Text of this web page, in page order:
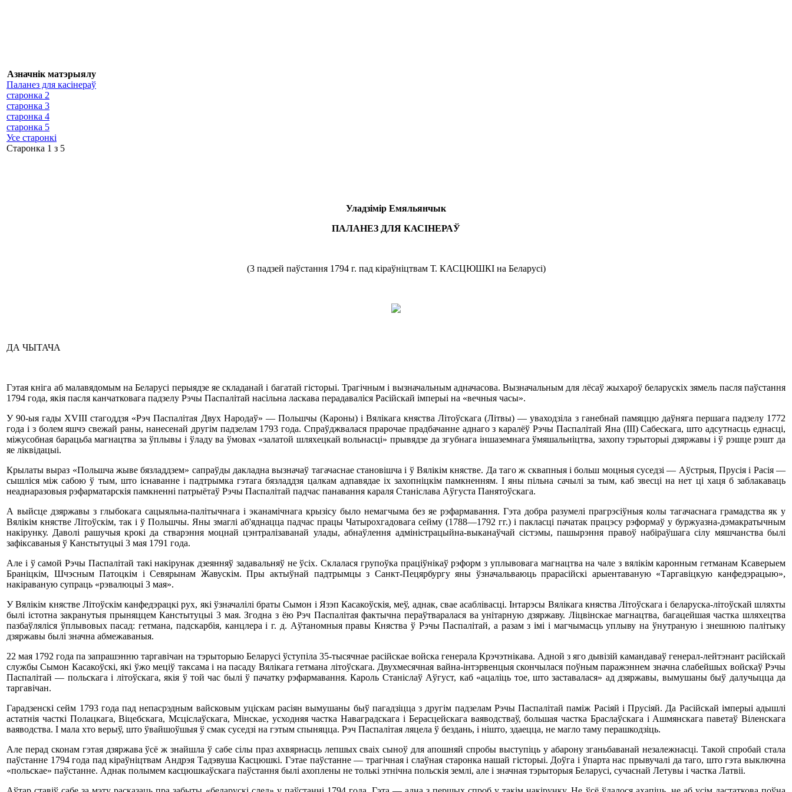
Азначнік матэрыялу
Паланез для касінераў
старонка 2
старонка 3
старонка 4
старонка 5
Усе старонкі
Старонка 1 з 5
Уладзімір Емяльянчык
ПАЛАНЕЗ ДЛЯ КАСІНЕРАЎ
(3 падзей паўстання 1794 г. пад кіраўніцтвам Т. КАСЦЮШКІ на Беларусі)
ДА ЧЫТАЧА
Гэтая кніга аб малавядомым на Беларусі перыядзе яе складанай і багатай гісторыі. Трагічным і вызначальным адначасова. Вызначальным для лёсаў жыхароў беларускіх зямель пасля паўстання
1794 года, якія пасля канчатковага падзелу Рэчы Паспалітай насільна ласкава перадаваліся Расійскай імперыі на «вечныя часы».
У 90-ыя гады XVІІІ стагоддзя «Рэч Паспалітая Двух Народаў» — Польшчы (Кароны) і Вялікага княства Літоўскага (Літвы) — уваходзіла з ганебнай памяццю даўняга першага падзелу 1772
года і з болем яшчэ свежай раны, нанесенай другім падзелам 1793 года. Спраўджвалася прарочае прадбачанне аднаго з каралёў Рэчы Паспалітай Яна (ІІІ) Сабескага, што адсутнасць еднасці,
міжусобная барацьба магнацтва за ўплывы і ўладу ва ўмовах «залатой шляхецкай вольнасці» прывядзе да згубнага іншаземнага ўмяшальніцтва, захопу тэрыторыі дзяржавы і ў рэшце рэшт да
яе ліквідацыі.
Крылаты выраз «Польшча жыве бязладдзем» сапраўды дакладна вызначаў тагачаснае становішча і ў Вялікім княстве. Да таго ж сквапныя і больш моцныя суседзі — Аўстрыя, Прусія і Расія —
сышліся між сабою ў тым, што існаванне і падтрымка гэтага бязладдзя цалкам адпавядае іх захопніцкім памкненням. І яны пільна сачылі за тым, каб звесці на нет ці хаця б заблакаваць
неаднаразовыя рэфарматарскія памкненні патрыётаў Рэчы Паспалітай падчас панавання караля Станіслава Аўгуста Панятоўскага.
А выйсце дзяржавы з глыбокага сацыяльна-палітычнага і эканамічнага крызісу было немагчыма без яе рэфармавання. Гэта добра разумелі прагрэсіўныя колы тагачаснага грамадства як у
Вялікім княстве Літоўскім, так і ў Польшчы. Яны змаглі аб'яднацца падчас працы Чатырохгадовага сейму (1788—1792 гг.) і пакласці пачатак працэсу рэформаў у буржуазна-дэмакратычным
накірунку. Даволі рашучыя крокі да стварэння моцнай цэнтралізаванай улады, абнаўлення адміністрацыйна-выканаўчай сістэмы, пашырэння правоў набіраўшага сілу мяшчанства былі
зафіксаваныя ў Канстытуцыі 3 мая 1791 года.
Але і ў самой Рэчы Паспалітай такі накірунак дзеянняў задавальняў не ўсіх. Склалася групоўка праціўнікаў рэформ з уплывовага магнацтва на чале з вялікім каронным гетманам Ксаверыем
Браніцкім, Шчэсным Патоцкім і Севярынам Жавускім. Пры актыўнай падтрымцы з Санкт-Пецярбургу яны ўзначальваюць прарасійскі арыентаваную «Таргавіцкую канфедэрацыю»,
накіраваную супраць «рэвалюцыі 3 мая».
У Вялікім княстве Літоўскім канфедэрацкі рух, які ўзначалілі браты Сымон і Язэп Касакоўскія, меў, аднак, свае асаблівасці. Інтарэсы Вялікага княства Літоўскага і беларуска-літоўскай шляхты
былі істотна закранутыя прыняццем Канстытуцыі 3 мая. Згодна з ёю Рэч Паспалітая фактычна пераўтваралася ва унітарную дзяржаву. Ліцвінскае магнацтва, багацейшая частка шляхецтва
пазбаўляліся ўплывовых пасад: гетмана, падскарбія, канцлера і г. д. Аўтаномныя правы Княства ў Рэчы Паспалітай, а разам з імі і магчымасць уплыву на ўнутраную і знешнюю палітыку
дзяржавы былі значна абмежаваныя.
22 мая 1792 года па запрашэнню таргавічан на тэрыторыю Беларусі ўступіла 35-тысячнае расійскае войска генерала Крэчэтнікава. Адной з яго дывізій камандаваў генерал-лейтэнант расійскай
службы Сымон Касакоўскі, які ўжо меціў таксама і на пасаду Вялікага гетмана літоўскага. Двухмесячная вайна-інтэрвенцыя скончылася поўным паражэннем значна слабейшых войскаў Рэчы
Паспалітай — польскага і літоўскага, якія ў той час былі ў пачатку рэфармавання. Кароль Станіслаў Аўгуст, каб «ацаліць тое, што заставалася» ад дзяржавы, вымушаны быў далучыцца да
таргавічан.
Гарадзенскі сейм 1793 года пад непасрэдным вайсковым уціскам расіян вымушаны быў пагадзіцца з другім падзелам Рэчы Паспалітай паміж Расіяй і Прусіяй. Да Расійскай імперыі адышлі
астатнія часткі Полацкага, Віцебскага, Мсціслаўскага, Мінскае, усходняя частка Наваградскага і Берасцейскага ваяводстваў, большая частка Браслаўскага і Ашмянскага паветаў Віленскага
ваяводства. І мала хто верыў, што ўвайшоўшыя ў смак суседзі на гэтым спыняцца. Рэч Паспалітая ляцела ў бездань, і нішто, здаецца, не магло таму перашкодзіць.
Але перад сконам гэтая дзяржава ўсё ж знайшла ў сабе сілы праз ахвярнасць лепшых сваіх сыноў для апошняй спробы выступіць у абарону зганьбаванай незалежнасці. Такой спробай стала
паўстанне 1794 года пад кіраўніцтвам Андрэя Тадэвуша Касцюшкі. Гэтае паўстанне — трагічная і слаўная старонка нашай гісторыі. Доўга і ўпарта нас прывучалі да таго, што гэта выключна
«польскае» паўстанне. Аднак полымем касцюшкаўскага паўстання былі ахоплены не толькі этнічна польскія землі, але і значная тэрыторыя Беларусі, сучаснай Летувы і частка Латвіі.